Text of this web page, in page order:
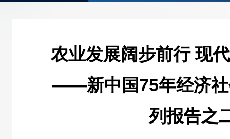
农业发展阔步前行 现
——新中国75年经济社
列报告之